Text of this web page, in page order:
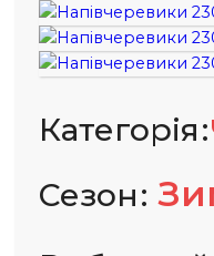
Категорія
Сезон